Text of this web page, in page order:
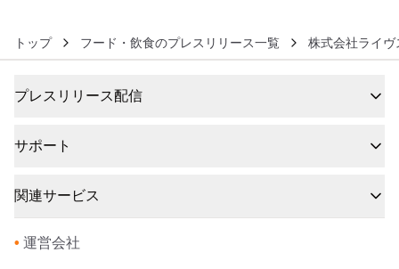
トップ フード・飲食のプレスリリース一覧 株式会社ライ
プレスリリース配信
サポート
関連サービス
• 運営会社